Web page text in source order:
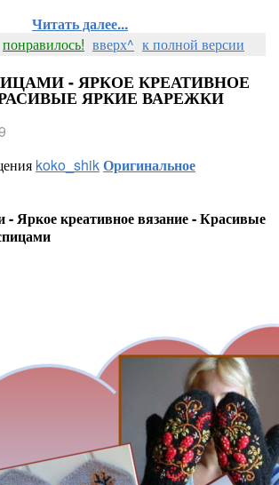
Читать далее...
понравилось! вверх^ к полной версии
- ЯРКОЕ КРЕАТИВНОЕ
ЯРКИЕ ВАРЕЖКИ
koko_shikОригинальное
- Яркое креативное вязание - Красивые